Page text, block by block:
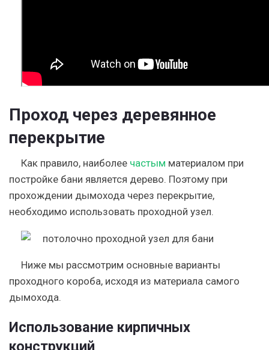
Проход через деревянное
перекрытие
Как правило, наиболее частым материалом при
постройке бани является дерево. Поэтому при
прохождении дымохода через перекрытие,
необходимо использовать проходной узел.
Ниже мы рассмотрим основные варианты
проходного короба, исходя из материала самого
дымохода.
Использование кирпичных
конструкций